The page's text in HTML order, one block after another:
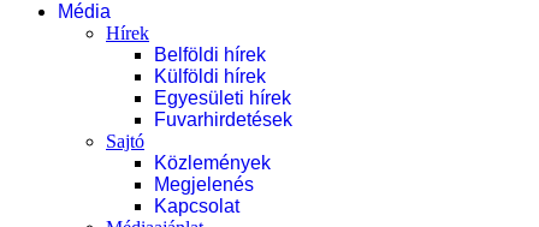
Média
Hírek
Belföldi hírek
Külföldi hírek
Egyesületi hírek
Fuvarhirdetések
Sajtó
Közlemények
Megjelenés
Kapcsolat